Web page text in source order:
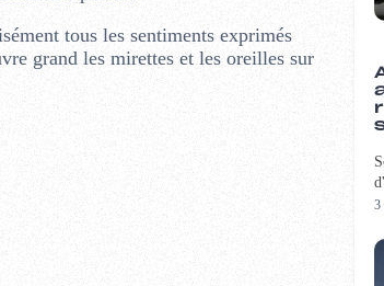
tous les sentiments exprimés
grand les mirettes et les oreilles sur
3